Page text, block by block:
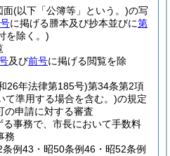
面(以下「公簿等」という。)の写
に掲げる謄本及び抄本並びに第
を除く。)
及び前号に掲げる閲覧を除
26年法律第185号)第34条第2項
て準用する場合を含む。)の規定
の申請に対する審査
る事務で、市長において手数料
務
例43・昭50条例46・昭52条例